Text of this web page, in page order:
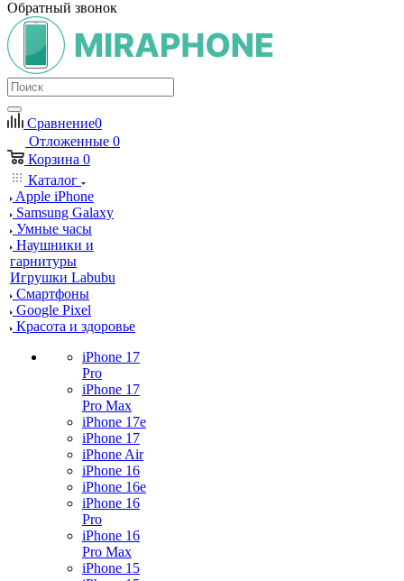
Обратный звонок
Сравнение0
Отложенные 0
Корзина 0
Каталог
Apple iPhone
Samsung Galaxy
Умные часы
Наушники и
гарнитуры
Игрушки Labubu
Смартфоны
Google Pixel
Красота и здоровье
iPhone 17
Pro
iPhone 17
Pro Max
iPhone 17e
iPhone 17
iPhone Air
iPhone 16
iPhone 16e
iPhone 16
Pro
iPhone 16
Pro Max
iPhone 15